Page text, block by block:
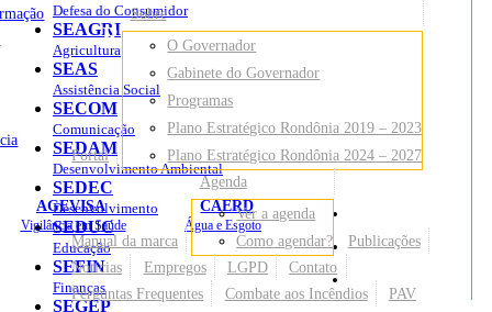
Rondônia
AGEVISA
Vigilância em Saúde
CAERD
Água e Esgoto
Sites
Portal
Sobre
O Governador
Gabinete do Governador
Programas
Plano Estratégico Rondônia 2019 – 2023
Plano Estratégico Rondônia 2024 – 2027
Manual da marca
Agenda
Ver a agenda
Como agendar?
Publicações
Notícias
Empregos LGPD
Contato
Perguntas Frequentes
Combate aos Incêndios PAV
Defesa do Consumidor
SEAGRI
Agricultura
SEAS
Assistência Social
SECOM
Comunicação
SEDAM
Desenvolvimento Ambiental
SEDEC
Desenvolvimento
SEDUC
Educação
SEFIN
Finanças
SEGEP